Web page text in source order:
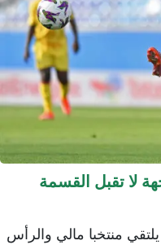
لا تقبل القسمة
منتخبا مالي والرأس